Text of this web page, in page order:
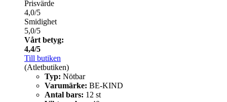
Prisvärde
4,0/5
Smidighet
5,0/5
Vårt betyg:
4,4/5
Till butiken
(Atletbutiken)
Typ: Nötbar
Varumärke: BE-KIND
Antal bars: 12 st